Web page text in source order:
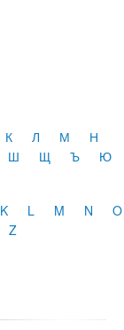
К Л М
Н
Ш Щ Ъ
Ю
K L M N
O
Z